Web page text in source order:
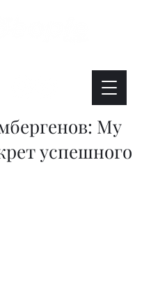
My
успешного